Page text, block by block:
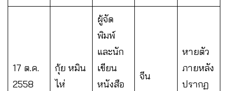
17 ต.ค.
2558
กุ้ย หมิน
ไห่
ผู้จัด
พิมพ์
และนัก
เขียน
หนังสือ
จีน
หายตัว
ภายหลัง
ปรากฏ